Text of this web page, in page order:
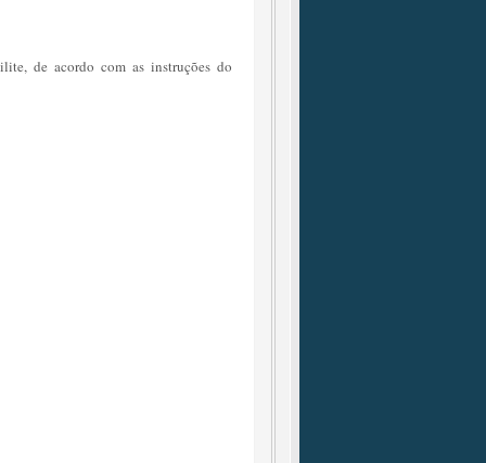
de acordo com as instruções do